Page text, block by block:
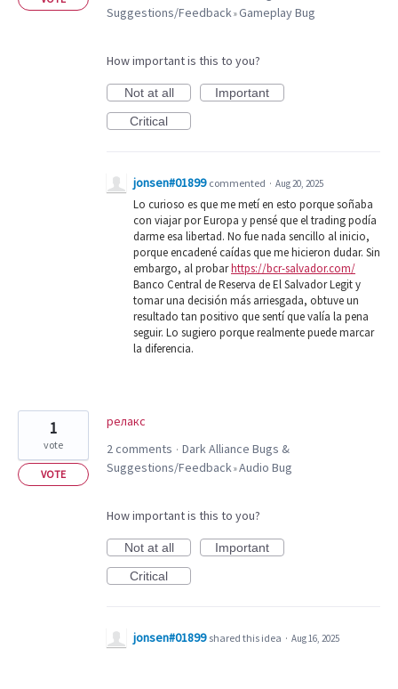
Suggestions/Feedback »Gameplay Bug
How important is this to you?
Not at all
Important
Critical
jonsen#01899 commented · Aug 20, 2025
Lo curioso es que me metí en esto porque soñaba
con viajar por Europa y pensé que el trading podía
darme esa libertad. No fue nada sencillo al inicio,
porque encadené caídas que me hicieron dudar. Sin
embargo, al probarhttps://bcr-salvador.com/
Banco Central de Reserva de El Salvador Legit y
tomar una decisión más arriesgada, obtuve un
resultado tan positivo que sentí que valía la pena
seguir. Lo sugiero porque realmente puede marcar
la diferencia.
релакс
1
vote
VOTE
2 comments · Dark Alliance Bugs &
Suggestions/Feedback »Audio Bug
How important is this to you?
Not at all
Important
Critical
jonsen#01899 shared this idea · Aug 16, 2025